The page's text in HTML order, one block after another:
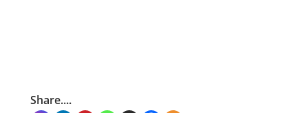
Share....